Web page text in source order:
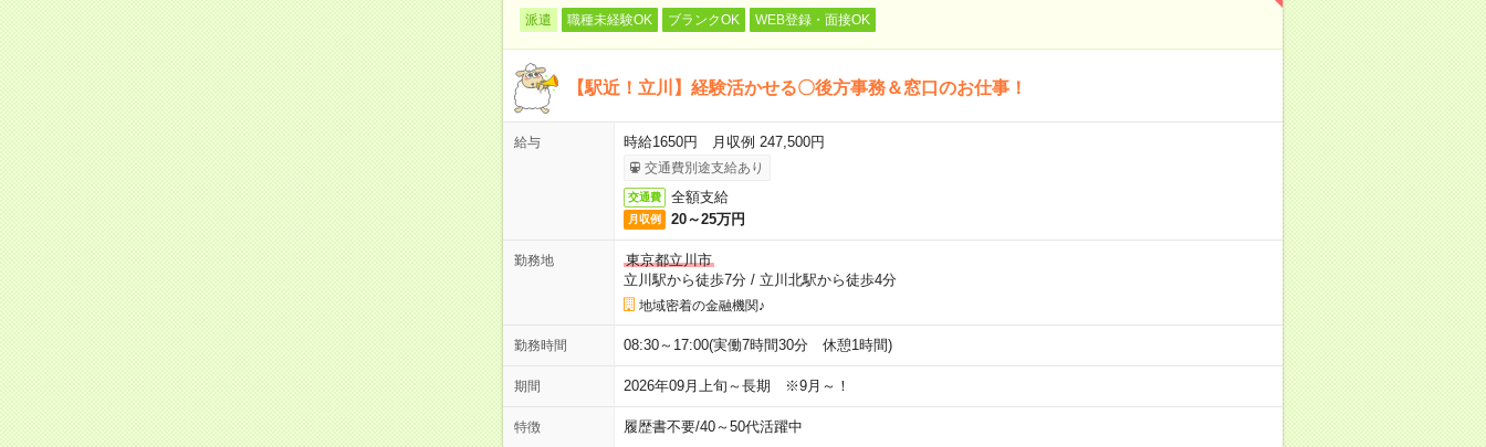
派遣 職種未経験OK ブランクOK WEB登録・面接OK
【駅近！立川】経験活かせる〇後方事務＆窓口のお仕事！
給与 時給1650円 月収例 247,500円
交通費別途支給あり
交通費 全額支給
月収例 20～25万円
勤務地
東京都立川市
立川駅から徒歩7分/ 立川北駅から徒歩4分
地域密着の金融機関♪
勤務時間 08:30～17:00(実働7時間30分 休憩1時間)
期間 2026年09月上旬～長期 ※9月～！
特徴 履歴書不要/40～50代活躍中